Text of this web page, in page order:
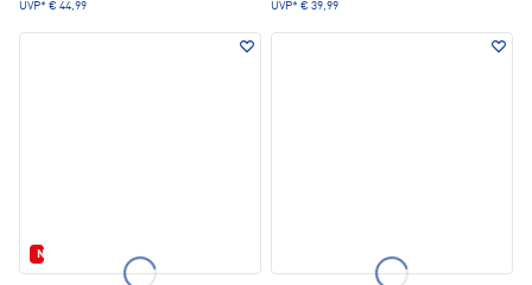
UVP* € 44,99 UVP* € 39,99
Neu